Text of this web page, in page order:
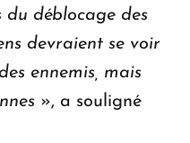
du déblocage des
devraient se voir
ennemis, mais
», a souligné